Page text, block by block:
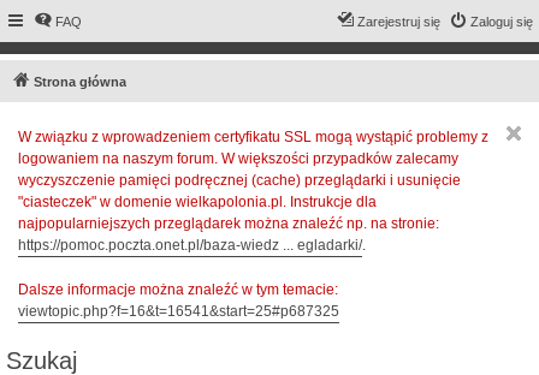
FAQ Zaloguj się
Zarejestruj się
Strona główna
W związku z wprowadzeniem certyfikatu SSL mogą wystąpić problemy z
logowaniem na naszym forum. W większości przypadków zalecamy
wyczyszczenie pamięci podręcznej (cache) przeglądarki i usunięcie
"ciasteczek" w domenie wielkapolonia.pl. Instrukcje dla
najpopularniejszych przeglądarek można znaleźć np. na stronie:
https://pomoc.poczta.onet.pl/baza-wiedz ... egladarki/.
Dalsze informacje można znaleźć w tym temacie:
viewtopic.php?f=16&t=16541&start=25#p687325
Szukaj